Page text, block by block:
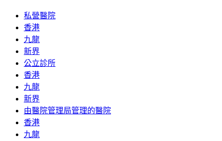
私營醫院
香港
九龍
新界
公立診所
香港
九龍
新界
由醫院管理局管理的醫院
香港
九龍